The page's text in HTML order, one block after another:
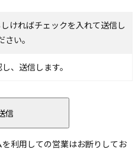
ければチェックを入れて送信し
さい。
、送信します。
利用しての営業はお断りしてお